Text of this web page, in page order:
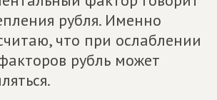
рубля. Именно
что при ослаблении
рубль может